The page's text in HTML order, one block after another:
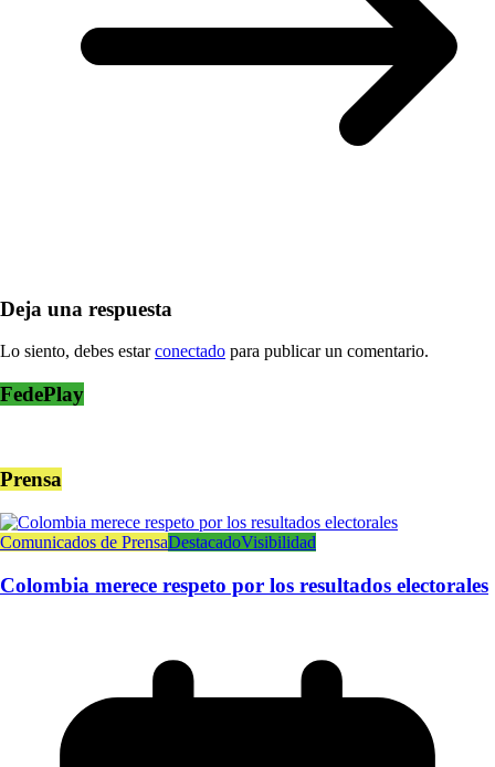
Deja una respuesta
Lo siento, debes estarconectado para publicar un comentario.
FedePlay
Prensa
Comunicados de PrensaDestacadoVisibilidad
Colombia merece respeto por los resultados electorales